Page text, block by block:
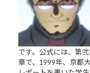
です。公式には、第
章で、1999年、京都